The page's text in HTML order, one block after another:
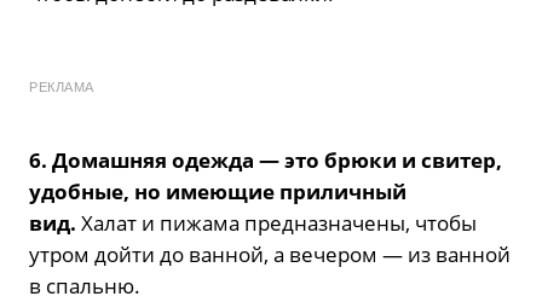
РЕКЛАМА
6. Домашняя одежда — это брюки и свитер,
удобные, но имеющие приличный
вид. Халат и пижама предназначены, чтобы
утром дойти до ванной, а вечером — из ванной
в спальню.